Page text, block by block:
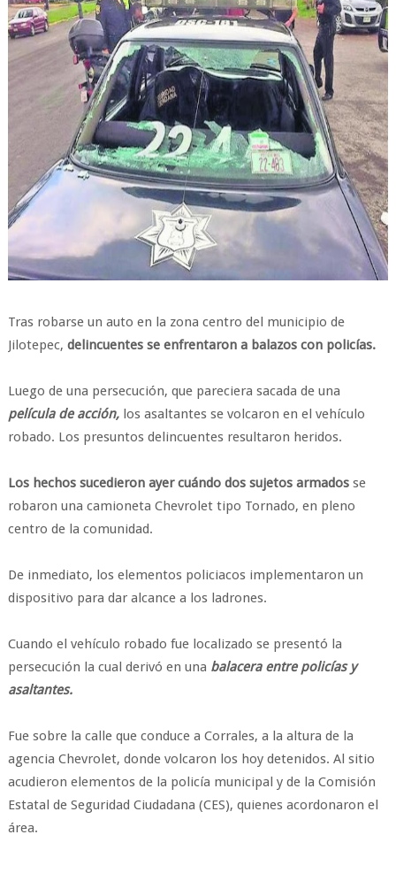
Tras robarse un auto en la zona centro del municipio de
Jilotepec, delincuentes se enfrentaron a balazos con policías.
Luego de una persecución, que pareciera sacada de una
película de acción,los asaltantes se volcaron en el vehículo
robado. Los presuntos delincuentes resultaron heridos.
Los hechos sucedieron ayer cuándo dos sujetos armadosse
robaron una camioneta Chevrolet tipo Tornado, en pleno
centro de la comunidad.
De inmediato, los elementos policiacos implementaron un
dispositivo para dar alcance a los ladrones.
Cuando el vehículo robado fue localizado se presentó la
persecución la cual derivó en una balacera entre policías y
asaltantes.
Fue sobre la calle que conduce a Corrales, a la altura de la
agencia Chevrolet, donde volcaron los hoy detenidos. Al sitio
acudieron elementos de la policía municipal y de la Comisión
Estatal de Seguridad Ciudadana (CES), quienes acordonaron el
área.